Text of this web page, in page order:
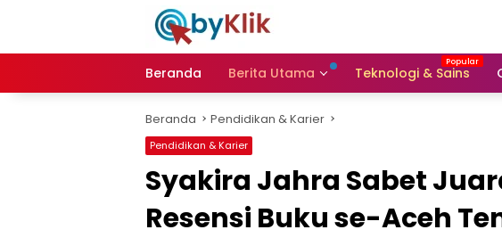
Beranda Berita Utama Teknologi & Sains
Beranda Pendidikan & Karier
Pendidikan & Karier
Syakira Jahra Sabet
Resensi Buku se-Aceh